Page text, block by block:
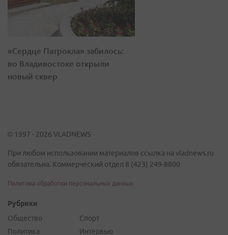
«Сердце Патрокла» забилось:
во Владивостоке открыли
новый сквер
© 1997 - 2026 VLADNEWS
При любом использовании материалов ссылка на vladnews.ru
обязательна. Коммерческий отдел 8 (423) 249-8800
Политика обработки персональных данных
Рубрики
Общество
Политика
Спорт
Интервью